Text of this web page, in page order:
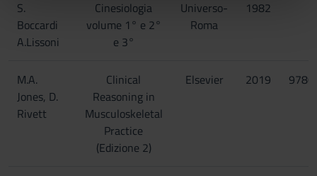
nostri partner che si occupano di analisi dei dati web,
pubblicità e social media, i quali potrebbero combinarle
con altre informazioni che hai fornito loro o che hanno
S.
Boccardi
A.Lissoni
Cinesiologia
volume 1° e 2°
e 3°
Universo-
Roma
1982
M.A.
Jones, D.
Rivett
Clinical
Reasoning in
Musculoskeletal
Practice
(Edizione 2)
Elsevier 2019